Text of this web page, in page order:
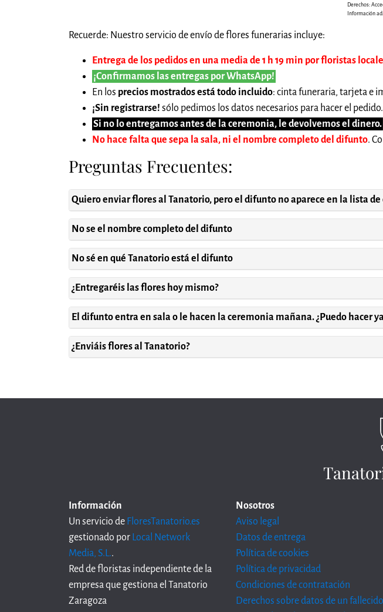
Derechos:
Información
Recuerde: Nuestro servicio de envío de flores funerarias incluye:
Entrega de los pedidos en una media de 1 h 19 min por floristas
¡Confirmamos las entregas por WhatsApp!
En los precios mostrados está todo incluido: cinta funeraria, tarjeta e
¡Sin registrarse! sólo pedimos los datos necesarios para hacer el pedido.
Si no lo entregamos antes de la ceremonia, le devolvemos el dinero.
No hace falta que sepa la sala, ni el nombre completo del difunto.
Preguntas Frecuentes:
Quiero enviar flores al Tanatorio, pero el difunto no aparece en la lista
No se el nombre completo del difunto
No sé en qué Tanatorio está el difunto
¿Entregaréis las flores hoy mismo?
El difunto entra en sala o le hacen la ceremonia mañana. ¿Puedo hacer
¿Enviáis flores al Tanatorio?
Información
Un servicio de FloresTanatorio.es
gestionado por Local Network
Media, S.L..
Red de floristas independiente de la
empresa que gestiona el Tanatorio
Zaragoza
Nosotros
Aviso legal
Datos de entrega
Política de cookies
Política de privacidad
Condiciones de contratación
Derechos sobre datos de un fallecido